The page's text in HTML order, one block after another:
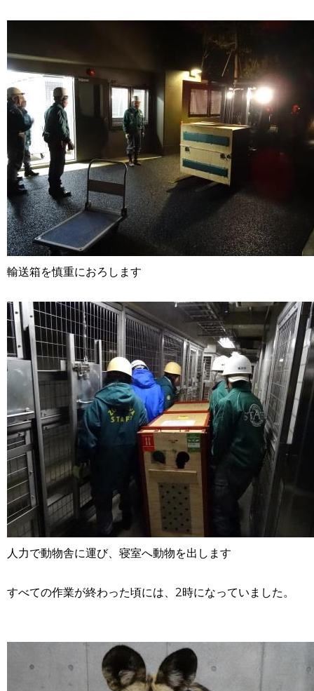
輸送箱を慎重におろします
人力で動物舎に運び、寝室へ動物を出します
すべての作業が終わった頃には、2時になっていました。